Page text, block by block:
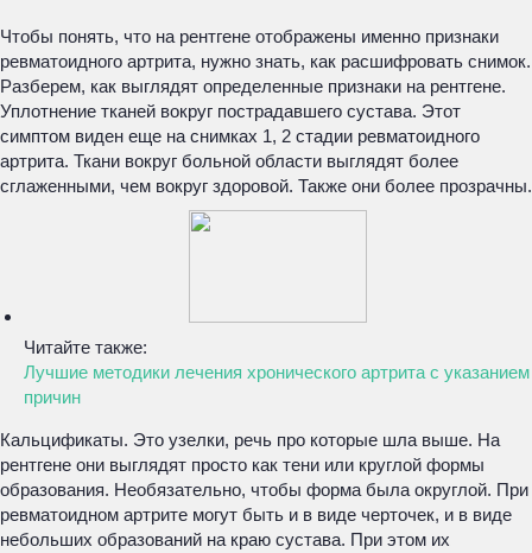
Чтобы понять, что на рентгене отображены именно признаки
ревматоидного артрита, нужно знать, как расшифровать снимок.
Разберем, как выглядят определенные признаки на рентгене.
Уплотнение тканей вокруг пострадавшего сустава. Этот
симптом виден еще на снимках 1, 2 стадии ревматоидного
артрита. Ткани вокруг больной области выглядят более
сглаженными, чем вокруг здоровой. Также они более прозрачны.
Читайте также:
Лучшие методики лечения хронического артрита с указанием
причин
Кальцификаты. Это узелки, речь про которые шла выше. На
рентгене они выглядят просто как тени или круглой формы
образования. Необязательно, чтобы форма была округлой. При
ревматоидном артрите могут быть и в виде черточек, и в виде
небольших образований на краю сустава. При этом их